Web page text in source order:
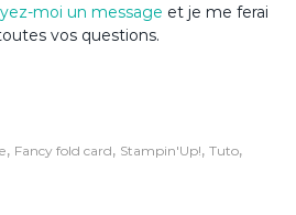
moi un message et je me ferai
vos questions.
, Fancy fold card, Stampin'Up!, Tuto,